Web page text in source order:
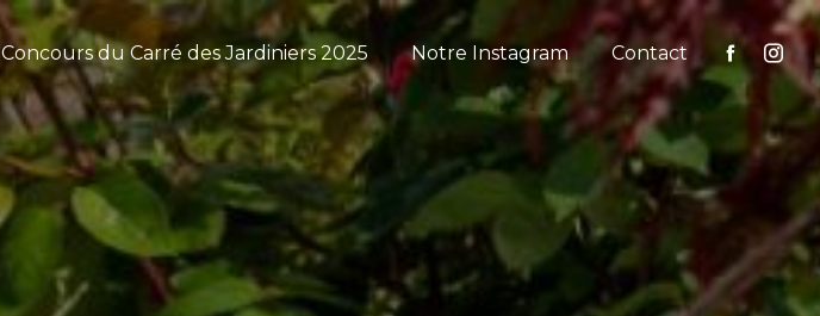
Concours du Carré des Jardiniers 2025 Notre Instagram Contact